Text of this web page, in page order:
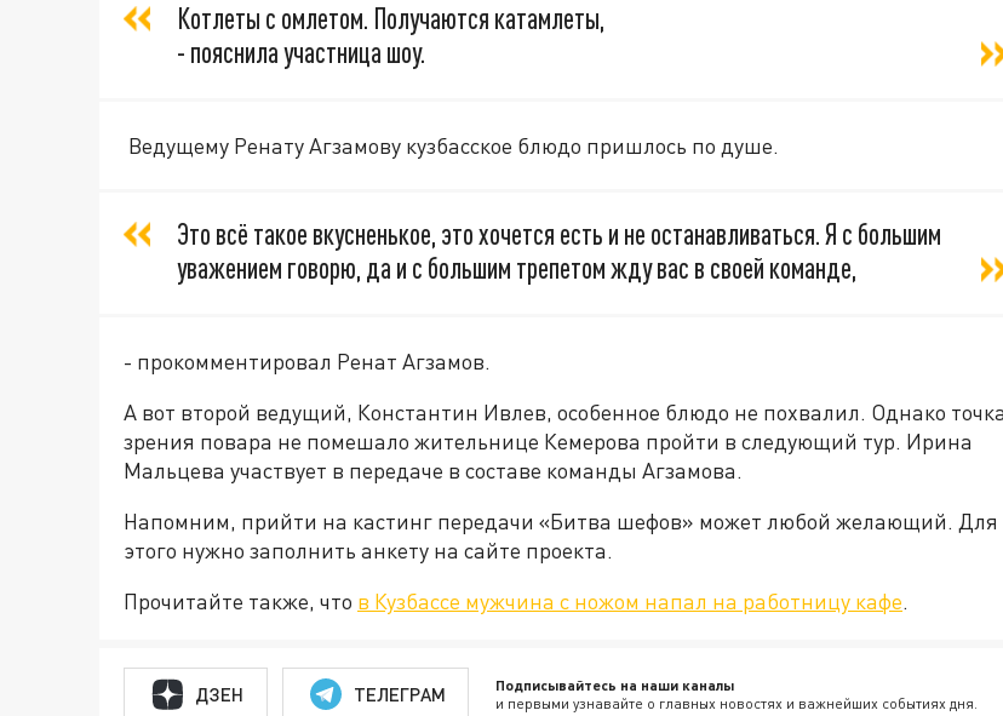
Котлеты с омлетом. Получаются катамлеты,
- пояснила участница шоу.
Ведущему Ренату Агзамову кузбасское блюдо пришлось по душе.
Это всё такое вкусненькое, это хочется есть и не останавливаться. Я с большим
уважением говорю, да и с большим трепетом жду вас в своей команде,
- прокомментировал Ренат Агзамов.
А вот второй ведущий, Константин Ивлев, особенное блюдо не похвалил. Однако точка
зрения повара не помешало жительнице Кемерова пройти в следующий тур. Ирина
Мальцева участвует в передаче в составе команды Агзамова.
Напомним, прийти на кастинг передачи «Битва шефов» может любой желающий. Для
этого нужно заполнить анкету на сайте проекта.
Прочитайте также, что в Кузбассе мужчина с ножом напал на работницу кафе.
ДЗЕН ТЕЛЕГРАМ Подписывайтесь на наши каналы
и первыми узнавайте о главных новостях и важнейших событиях дня.